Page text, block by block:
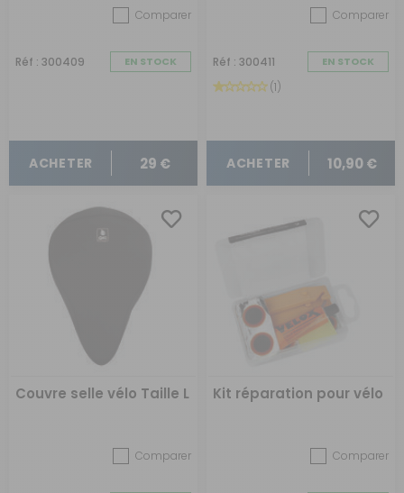
Comparer
Réf : 300409 EN STOCK
ACHETER 29 €
Comparer
Réf : 300411 EN STOCK
(1)
ACHETER 10,90 €
Couvre selle vélo Taille L
Comparer
Kit réparation pour vélo
Comparer